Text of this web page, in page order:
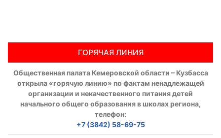
ГОРЯЧАЯ ЛИНИЯ
Общественная палата Кемеровской области – Кузбасса
открыла «горячую линию» по фактам ненадлежащей
организации и некачественного питания детей
начального общего образования в школах региона,
телефон:
+7 (3842) 58-69-75